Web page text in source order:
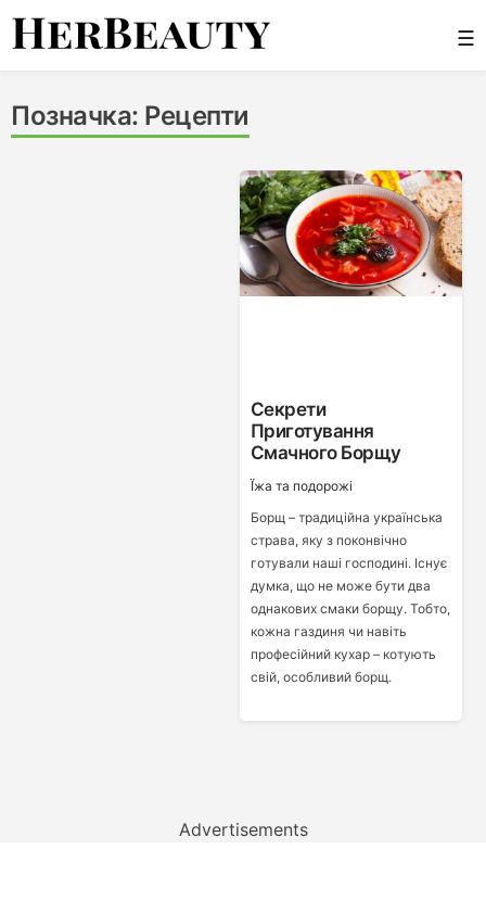
Skip
☰
Позначка: Рецепти
Секрети
Приготування
Смачного Борщу
Ї́жа та подорожі
Борщ – традиційна українська
страва, яку з поконвічно
готували наші господині. Існує
думка, що не може бути два
однакових смаки борщу. Тобто,
кожна газдиня чи навіть
професійний кухар – котують
свій, особливий борщ.
Advertisements